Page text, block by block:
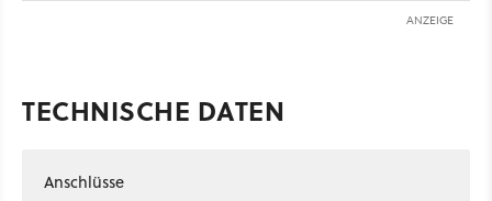
ANZEIGE
TECHNISCHE DATEN
Anschlüsse